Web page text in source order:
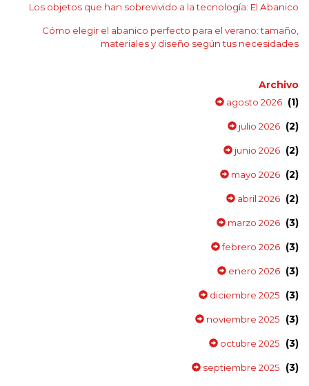
Los objetos que han sobrevivido a la tecnología: El Abanico
Cómo elegir el abanico perfecto para el verano: tamaño,
materiales y diseño según tus necesidades
Archivo
agosto 2026 (1)
julio 2026 (2)
junio 2026 (2)
mayo 2026 (2)
abril 2026 (2)
marzo 2026 (3)
febrero 2026 (3)
enero 2026 (3)
diciembre 2025 (3)
noviembre 2025 (3)
octubre 2025 (3)
septiembre 2025 (3)